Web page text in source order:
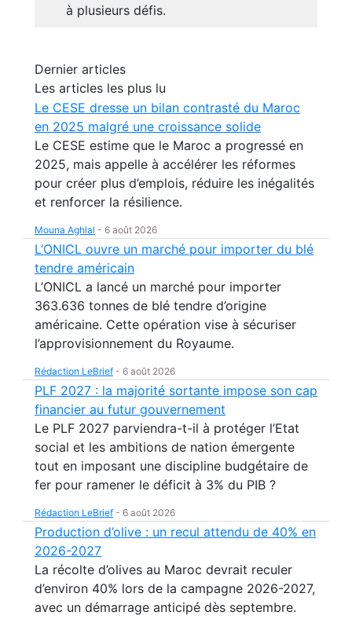
à plusieurs défis.
Dernier articles
Les articles les plus lu
Le CESE dresse un bilan contrasté du Maroc
en 2025 malgré une croissance solide
Le CESE estime que le Maroc a progressé en
2025, mais appelle à accélérer les réformes
pour créer plus d’emplois, réduire les inégalités
et renforcer la résilience.
Mouna Aghlal - 6 août 2026
L’ONICL ouvre un marché pour importer du blé
tendre américain
L’ONICL a lancé un marché pour importer
363.636 tonnes de blé tendre d’origine
américaine. Cette opération vise à sécuriser
l’approvisionnement du Royaume.
Rédaction LeBrief - 6 août 2026
PLF 2027 : la majorité sortante impose son cap
financier au futur gouvernement
Le PLF 2027 parviendra-t-il à protéger l’Etat
social et les ambitions de nation émergente
tout en imposant une discipline budgétaire de
fer pour ramener le déficit à 3% du PIB ?
Rédaction LeBrief - 6 août 2026
Production d’olive : un recul attendu de 40% en
2026-2027
La récolte d’olives au Maroc devrait reculer
d’environ 40% lors de la campagne 2026-2027,
avec un démarrage anticipé dès septembre.